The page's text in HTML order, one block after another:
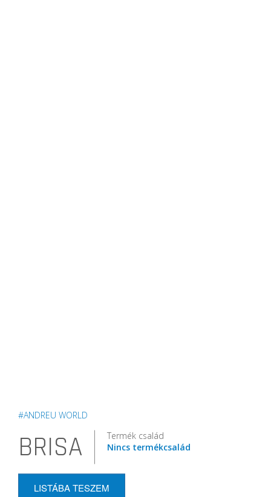
#ANDREU WORLD
BRISA
Termék család
Nincs termékcsalád
LISTÁBA TESZEM